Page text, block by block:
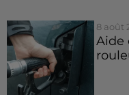
8 août
Aide